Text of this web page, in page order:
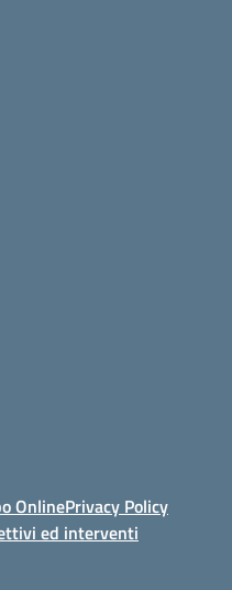
OnlinePrivacy Policy
ed interventi